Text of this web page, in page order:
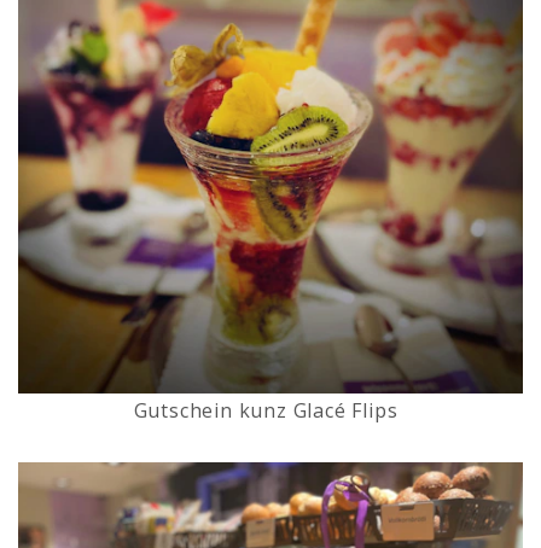
Gutschein kunz Glacé Flips